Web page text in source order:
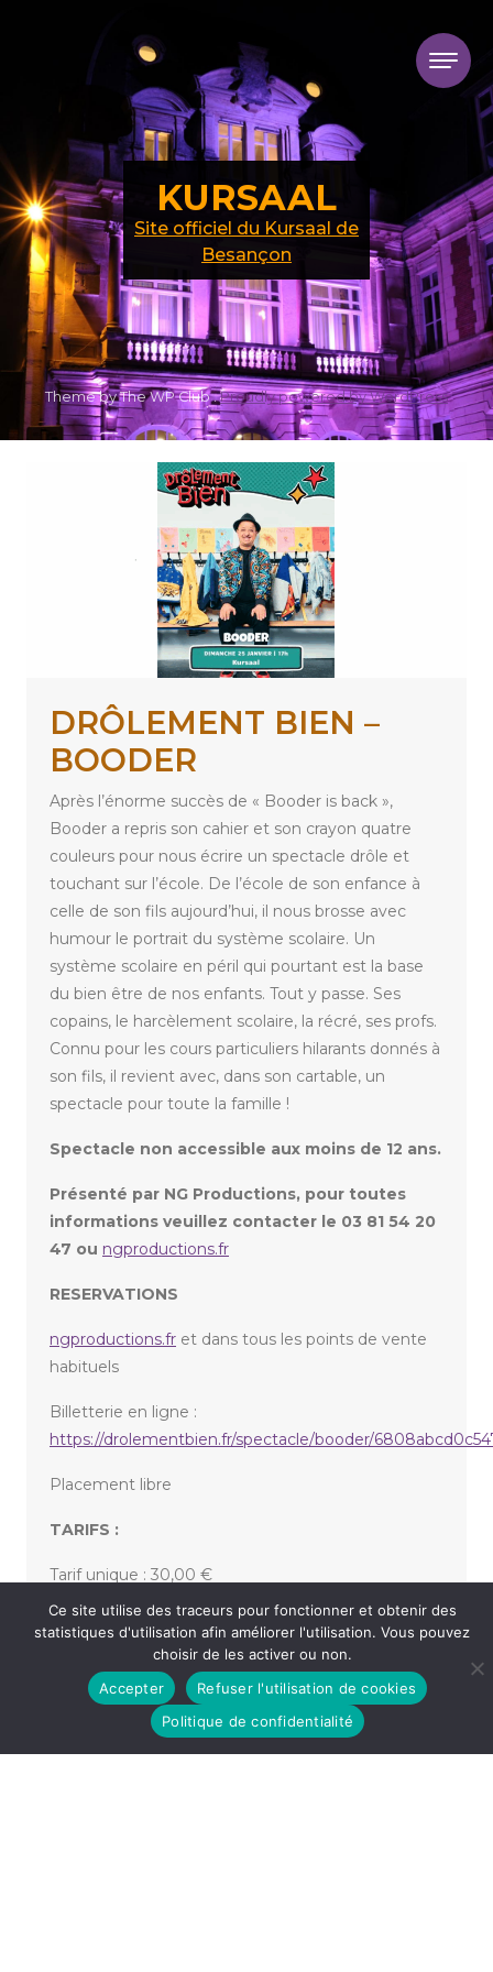
DRÔLEMENT BIEN –
BOODER
Après l’énorme succès de « Booder is back »,
Booder a repris son cahier et son crayon quatre
couleurs pour nous écrire un spectacle drôle et
touchant sur l’école. De l’école de son enfance à
celle de son fils aujourd’hui, il nous brosse avec
humour le portrait du système scolaire. Un
système scolaire en péril qui pourtant est la base
du bien être de nos enfants. Tout y passe. Ses
copains, le harcèlement scolaire, la récré, ses profs.
Connu pour les cours particuliers hilarants donnés à
son fils, il revient avec, dans son cartable, un
spectacle pour toute la famille !
Spectacle non accessible aux moins de 12 ans.
Présenté par NG Productions, pour toutes
informations veuillez contacter le 03 81 54 20
47 ou ngproductions.fr
RESERVATIONS
ngproductions.fr et dans tous les points de vente
habituels
Billetterie en ligne :
https://drolementbien.fr/spectacle/booder/
Placement libre
TARIFS :
Tarif unique : 30,00 €
DRÔLEMENT BIEN – OLIVIER DE BENOIST
DRÔLEMENT BIEN – ÉLODIE ARNOULD
KURSAAL
Site officiel du Kursaal de
Besançon
Theme by The WP Club .Proudly powered by WordPress
Ce site utilise des traceurs pour fonctionner et obtenir des
statistiques d'utilisation afin améliorer l'utilisation. Vous pouvez
choisir de les activer ou non.
Accepter
Refuser l'utilisation de cookies
Politique de confidentialité